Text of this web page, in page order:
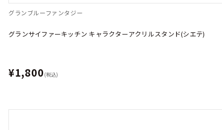
グランブルーファンタジー
グランサイファーキッチン キャラクターアクリルスタンド(シエテ)
¥1,800 (税込)